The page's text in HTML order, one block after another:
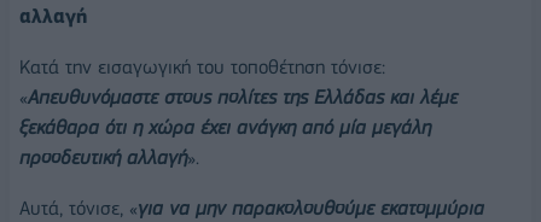
αλλαγή
Κατά την εισαγωγική του τοποθέτηση τόνισε:
«Απευθυνόμαστε στους πολίτες της Ελλάδας και λέμε
ξεκάθαρα ότι η χώρα έχει ανάγκη από μία μεγάλη
προοδευτική αλλαγή».
Αυτά, τόνισε, «για να μην παρακολουθούμε εκατομμύρια